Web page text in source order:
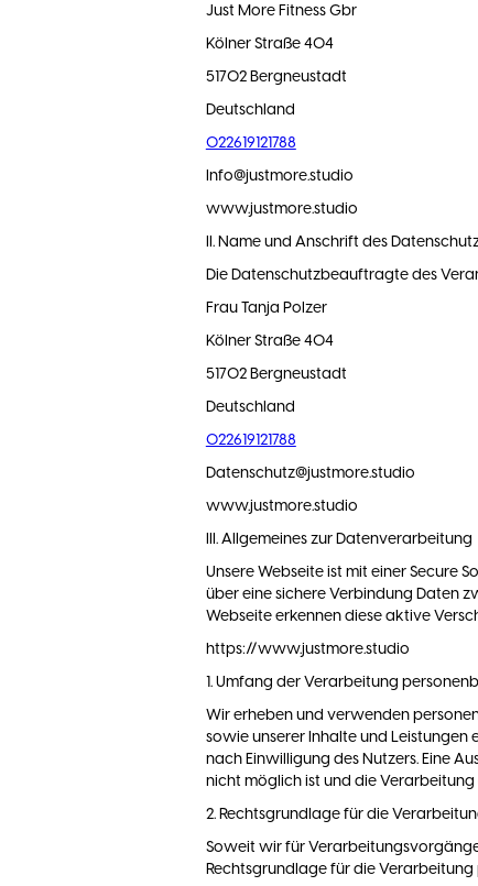
Just More Fitness Gbr
Kölner Straße 404
51702 Bergneustadt
Deutschland
022619121788
Info@justmore.studio
www.justmore.studio
II. Name und Anschrift des
Die Datenschutzbeauftragte des
Frau Tanja Polzer
Kölner Straße 404
51702 Bergneustadt
Deutschland
022619121788
Datenschutz@justmore.studio
www.justmore.studio
III. Allgemeines zur Datenverarbeitung
Unsere Webseite ist mit einer Secure
über eine sichere Verbindung Daten
Webseite erkennen diese aktive
https://www.justmore.studio
1. Umfang der Verarbeitung
Wir erheben und verwenden
sowie unserer Inhalte und
nach Einwilligung des Nutzers. Eine
nicht möglich ist und die
2. Rechtsgrundlage für die
Soweit wir für Verarbeitungsvorgänge
Rechtsgrundlage für die